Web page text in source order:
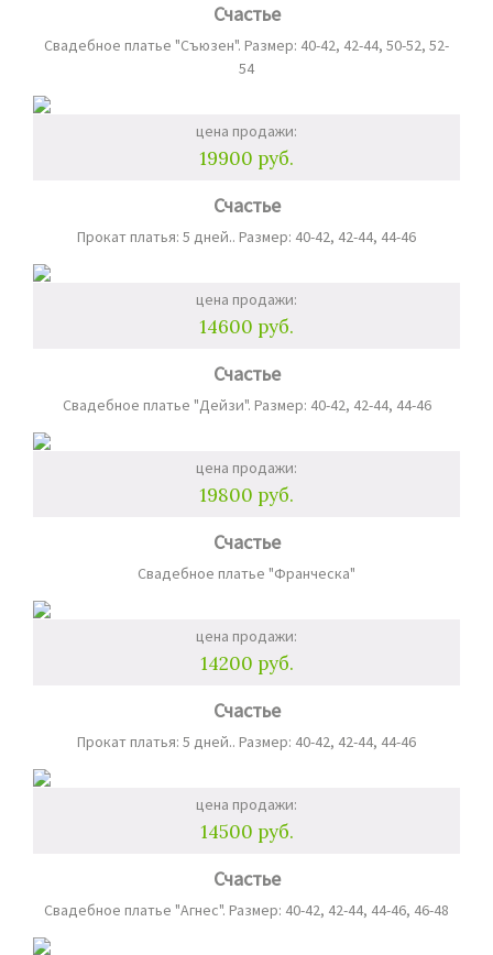
Счастье
Свадебное платье "Съюзен". Размер: 40-42, 42-44, 50-52, 52-
54
цена продажи:
19900 руб.
Счастье
Прокат платья: 5 дней.. Размер: 40-42, 42-44, 44-46
цена продажи:
14600 руб.
Счастье
Свадебное платье "Дейзи". Размер: 40-42, 42-44, 44-46
цена продажи:
19800 руб.
Счастье
Свадебное платье "Франческа"
цена продажи:
14200 руб.
Счастье
Прокат платья: 5 дней.. Размер: 40-42, 42-44, 44-46
цена продажи:
14500 руб.
Счастье
Свадебное платье "Агнес". Размер: 40-42, 42-44, 44-46, 46-48